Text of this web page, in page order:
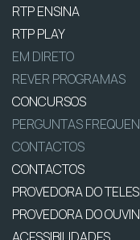
RTP ENSINA
RTP PLAY
EM DIRETO
REVER PROGRAMAS
CONCURSOS
PERGUNTAS
CONTACTOS
CONTACTOS
PROVEDORA DO
PROVEDORA DO